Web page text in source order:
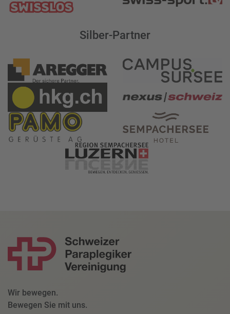
Silber-Partner
Wir bewegen.
Bewegen Sie mit uns.